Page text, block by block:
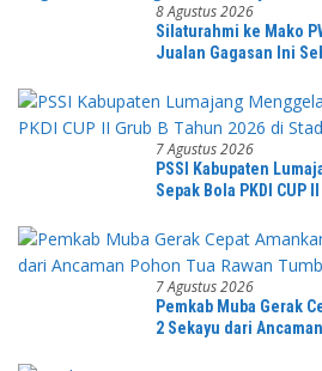
8 Agustus 2026
Silaturahmi ke Mako
Jualan Gagasan Ini
7 Agustus 2026
PSSI Kabupaten
Sepak Bola PKDI CUP
7 Agustus 2026
Pemkab Muba Gerak
2 Sekayu dari